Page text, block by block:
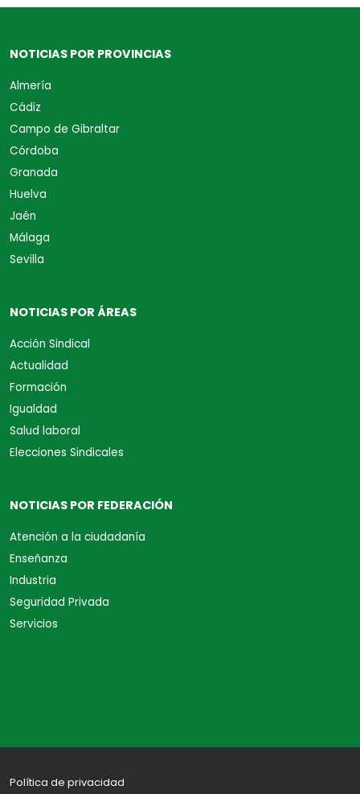
NOTICIAS POR PROVINCIAS
Almería
Cádiz
Campo de Gibraltar
Córdoba
Granada
Huelva
Jaén
Málaga
Sevilla
NOTICIAS POR ÁREAS
Acción Sindical
Actualidad
Formación
Igualdad
Salud laboral
Elecciones Sindicales
NOTICIAS POR FEDERACIÓN
Atención a la ciudadanía
Enseñanza
Industria
Seguridad Privada
Servicios
Política de privacidad